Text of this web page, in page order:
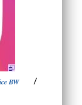
BW
/